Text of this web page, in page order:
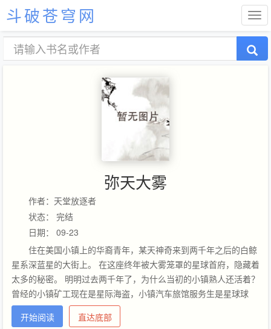
斗破苍穹网
弥天大雾
作者：天堂放逐者
状态： 完结
日期： 09-23
住在美国小镇上的华裔青年，某天神奇来到两千年之后的白鲸
星系深蓝星的大街上。 在这座终年被大雾笼罩的星球首府，隐藏着
太多的秘密。 明明过去两千年了，为什么当初的小镇熟人还活着？
曾经的小镇矿工现在是星际海盗，小镇汽车旅馆服务生是星球球
长…… 主角：上帝，我前二十年到底住在一个什么样的镇上=口=
一只蝙蝠从他旁边飞过，用优雅圆滑的声音低声轻笑——演出开始
开始阅读 直达底部